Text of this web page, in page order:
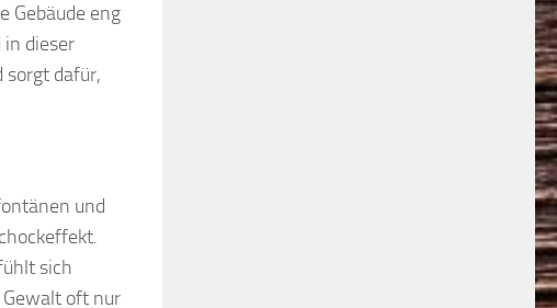
Gebäude eng
in dieser
sorgt dafür,
und
sich
Gewalt oft nur